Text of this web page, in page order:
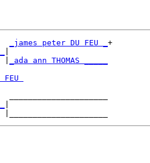
_james peter DU FEU _ +
_ada ann THOMAS _____